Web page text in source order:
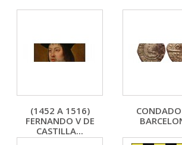
(1452 A 1516)
FERNANDO V DE
CASTILLA...